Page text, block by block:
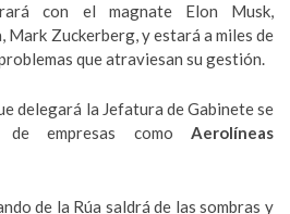
con el magnate Elon Musk,
Mark Zuckerberg, y estará a miles de
que atraviesan su gestión.
delegará la Jefatura de Gabinete se
empresas como Aerolíneas
de la Rúa saldrá de las sombras y